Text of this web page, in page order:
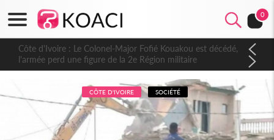
0
Côte d'Ivoire : Le Colonel-Major Fofié Kouakou est décédé,
l'armée perd une figure de la 2e Région militaire
CÔTE D'IVOIRE SOCIÉTÉ